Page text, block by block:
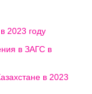
2023 году
в ЗАГС в
в 2023